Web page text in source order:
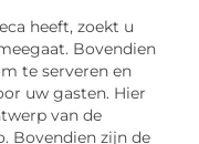
heeft, zoekt u
Bovendien
te serveren en
uw gasten. Hier
van de
Bovendien zijn de